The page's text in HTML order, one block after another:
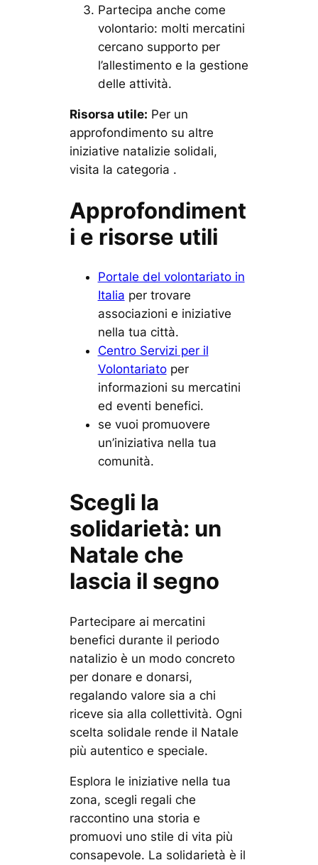
Partecipa anche come
volontario: molti mercatini
cercano supporto per
l’allestimento e la gestione
delle attività.
Risorsa utile: Per un
approfondimento su altre
iniziative natalizie solidali,
visita la categoria .
Approfondiment
i e risorse utili
Portale del volontariato in
Italia per trovare
associazioni e iniziative
nella tua città.
Centro Servizi per il
Volontariatoper
informazioni su mercatini
ed eventi benefici.
se vuoi promuovere
un’iniziativa nella tua
comunità.
Scegli la
solidarietà: un
Natale che
lascia il segno
Partecipare ai mercatini
benefici durante il periodo
natalizio è un modo concreto
per donare e donarsi,
regalando valore sia a chi
riceve sia alla collettività. Ogni
scelta solidale rende il Natale
più autentico e speciale.
Esplora le iniziative nella tua
zona, scegli regali che
raccontino una storia e
promuovi uno stile di vita più
consapevole. La solidarietà è il